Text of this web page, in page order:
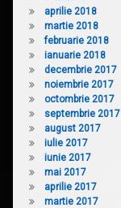
aprilie 2018
martie 2018
februarie 2018
ianuarie 2018
decembrie 2017
noiembrie 2017
octombrie 2017
septembrie 2017
august 2017
iulie 2017
iunie 2017
mai 2017
aprilie 2017
martie 2017